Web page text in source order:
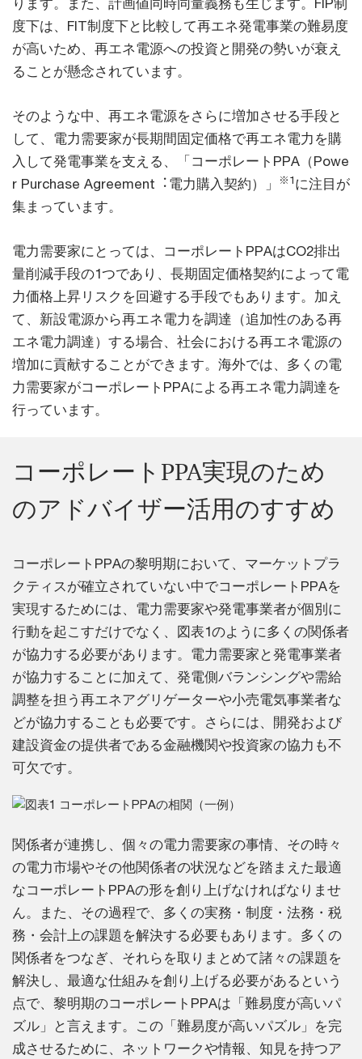
ります。また、計画値同時同量義務も⽣じます。FIP制
度下は、FIT制度下と⽐較して再エネ発電事業の難易度
が⾼いため、再エネ電源への投資と開発の勢いが衰え
ることが懸念されています。
そのような中、再エネ電源をさらに増加させる⼿段と
して、電⼒需要家が⻑期間固定価格で再エネ電⼒を購
⼊して発電事業を⽀える、「コーポレートPPA（Powe
r Purchase Agreement︓電⼒購⼊契約）」
※1に注⽬が
集まっています。
電⼒需要家にとっては、コーポレートPPAはCO2排出
量削減⼿段の1つであり、⻑期固定価格契約によって電
⼒価格上昇リスクを回避する⼿段でもあります。加え
て、新設電源から再エネ電⼒を調達（追加性のある再
エネ電⼒調達）する場合、社会における再エネ電源の
増加に貢献することができます。海外では、多くの電
⼒需要家がコーポレートPPAによる再エネ電⼒調達を
⾏っています。
コーポレートPPA実現のため
のアドバイザー活⽤のすすめ
コーポレートPPAの黎明期において、マーケットプラ
クティスが確⽴されていない中でコーポレートPPAを
実現するためには、電⼒需要家や発電事業者が個別に
⾏動を起こすだけでなく、図表1のように多くの関係者
が協⼒する必要があります。電⼒需要家と発電事業者
が協⼒することに加えて、発電側バランシングや需給
調整を担う再エネアグリゲーターや⼩売電気事業者な
どが協⼒することも必要です。さらには、開発および
建設資⾦の提供者である⾦融機関や投資家の協⼒も不
可⽋です。
関係者が連携し、個々の電⼒需要家の事情、その時々
の電⼒市場やその他関係者の状況などを踏まえた最適
なコーポレートPPAの形を創り上げなければなりませ
ん。また、その過程で、多くの実務・制度・法務・税
務・会計上の課題を解決する必要もあります。多くの
関係者をつなぎ、それらを取りまとめて諸々の課題を
解決し、最適な仕組みを創り上げる必要があるという
点で、黎明期のコーポレートPPAは「難易度が⾼いパ
ズル」と⾔えます。この「難易度が⾼いパズル」を完
成させるために、ネットワークや情報、知⾒を持つア